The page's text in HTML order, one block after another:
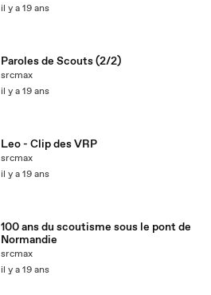
il y a 19 ans
Paroles de Scouts (2/2)
srcmax
il y a 19 ans
Leo - Clip des VRP
srcmax
il y a 19 ans
100 ans du scoutisme sous le pont de
Normandie
srcmax
il y a 19 ans